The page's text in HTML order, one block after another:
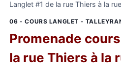
Langlet #1 de la rue Thiers à la
06 - COURS LANGLET -
Promenade
la rue Thiers à la